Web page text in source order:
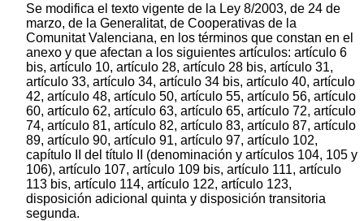
Se modifica el texto vigente de la Ley 8/2003, de 24 de
marzo, de la Generalitat, de Cooperativas de la
Comunitat Valenciana, en los términos que constan en el
anexo y que afectan a los siguientes artículos: artículo 6
bis, artículo 10, artículo 28, artículo 28 bis, artículo 31,
artículo 33, artículo 34, artículo 34 bis, artículo 40, artículo
42, artículo 48, artículo 50, artículo 55, artículo 56, artículo
60, artículo 62, artículo 63, artículo 65, artículo 72, artículo
74, artículo 81, artículo 82, artículo 83, artículo 87, artículo
89, artículo 90, artículo 91, artículo 97, artículo 102,
capítulo II del título II (denominación y artículos 104, 105 y
106), artículo 107, artículo 109 bis, artículo 111, artículo
113 bis, artículo 114, artículo 122, artículo 123,
disposición adicional quinta y disposición transitoria
segunda.